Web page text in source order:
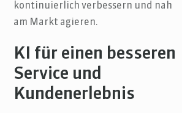
kontinuierlich verbessern und nah
am Markt agieren.
KI für einen besseren
Service und
Kundenerlebnis